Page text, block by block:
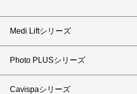
Medi Liftシリーズ
Photo PLUSシリーズ
Cavispaシリーズ